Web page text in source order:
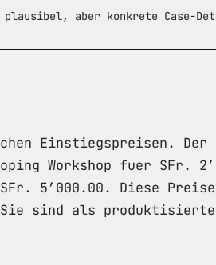
aber konkrete Case-
Einstiegspreisen. Der
Workshop fuer SFr.
5’000.00. Diese
sind als produktisierte